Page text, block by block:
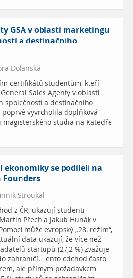
GSA v oblasti marketingu
a destinačního
Dolanská
certifikátů studentům, kteří
Sales Agenty v oblasti
společností a destinačního
vyvrcholila doplňková
magisterského studia na Katedře
ekonomiky se podíleli na
Founders
Stroukal
z ČR, ukazují studenti
Přech a Jakub Hunák v
může evropský „28. režim“,
data ukazují, že více než
startupů (27,2 %) zvažuje
zahraničí. Tento odchod často
ale přímým požadavkem